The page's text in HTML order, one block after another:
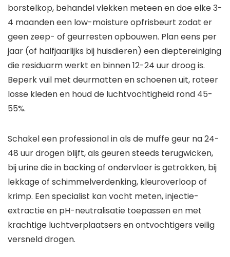
borstelkop, behandel vlekken meteen en doe elke 3-
4 maanden een low-moisture opfrisbeurt zodat er
geen zeep- of geurresten opbouwen. Plan eens per
jaar (of halfjaarlijks bij huisdieren) een dieptereiniging
die residuarm werkt en binnen 12-24 uur droog is.
Beperk vuil met deurmatten en schoenen uit, roteer
losse kleden en houd de luchtvochtigheid rond 45-
55%.
Schakel een professional in als de muffe geur na 24-
48 uur drogen blijft, als geuren steeds terugwicken,
bij urine die in backing of ondervloer is getrokken, bij
lekkage of schimmelverdenking, kleuroverloop of
krimp. Een specialist kan vocht meten, injectie-
extractie en pH-neutralisatie toepassen en met
krachtige luchtverplaatsers en ontvochtigers veilig
versneld drogen.